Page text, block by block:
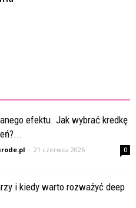
efektu. Jak wybrać kredkę
- 21 czerwca 2026 0
i kiedy warto rozważyć deep